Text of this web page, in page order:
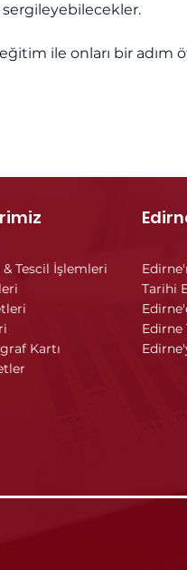
ile onları bir adım
Tescil İşlemleri
Kartı
Tarihi
Edirne